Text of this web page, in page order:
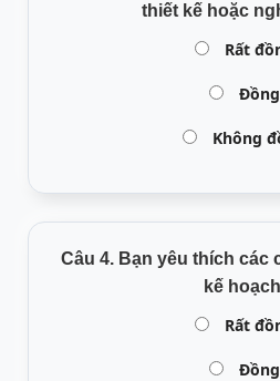
thiết kế hoặc
Rất
Không
Câu 4. Bạn yêu thích các
kế
Rất